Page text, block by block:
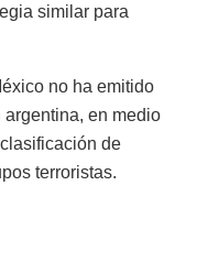
similar para
no ha emitido
en medio
de
terroristas.